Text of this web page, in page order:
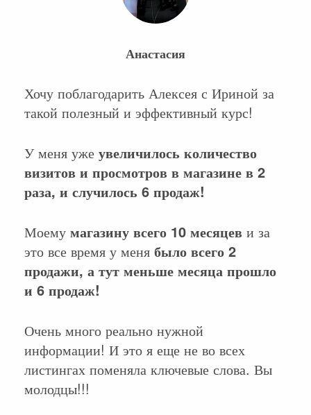
Анастасия
Хочу поблагодарить Алексея с Ириной за
такой полезный и эффективный курс!
У меня уже увеличилось количество
визитов и просмотров в магазине в 2
раза, и случилось 6 продаж!
Моему магазину всего 10 месяцев и за
это все время у меня было всего 2
продажи, а тут меньше месяца прошло
и 6 продаж!
Очень много реально нужной
информации! И это я еще не во всех
листингах поменяла ключевые слова. Вы
молодцы!!!